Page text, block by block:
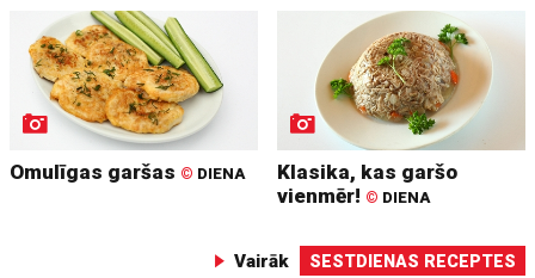
Omulīgas garšas © DIENA
Klasika, kas garšo
vienmēr! © DIENA
Vairāk SESTDIENAS RECEPTES